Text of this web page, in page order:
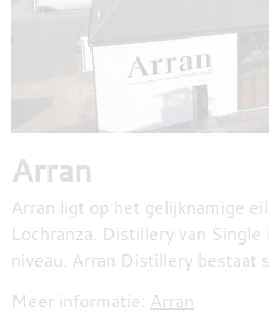
Arran
Arran ligt op het gelijknamige
Lochranza. Distillery van
niveau. Arran Distillery bestaat
Meer informatie: Arran